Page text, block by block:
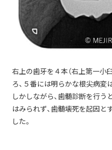
右上の歯牙を４本（右上第一小
ろ、５番には明らかな根尖病変
しかしながら、歯髄診断を行
はみられず、歯髄壊死を起因
した。